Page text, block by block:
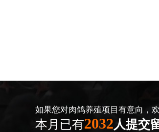
如果您对肉鸽养殖项目有意向，
本月已有2032人提交